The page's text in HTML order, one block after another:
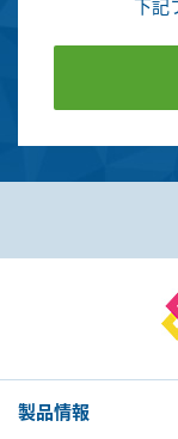
下記
製品情報